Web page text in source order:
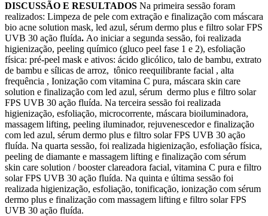
DISCUSSÃO E RESULTADOS Na primeira sessão foram
realizados: Limpeza de pele com extração e finalização com máscara
bio acne solution mask, led azul, sérum dermo plus e filtro solar FPS
UVB 30 ação fluída. Ao iniciar a segunda sessão, foi realizada
higienização, peeling químico (gluco peel fase 1 e 2), esfoliação
física: pré-peel mask e ativos: ácido glicólico, talo de bambu, extrato
de bambu e sílicas de arroz, tônico reequilibrante facial , alta
frequência , Ionização com vitamina C pura, máscara skin care
solution e finalização com led azul, sérum dermo plus e filtro solar
FPS UVB 30 ação fluída. Na terceira sessão foi realizada
higienização, esfoliação, microcorrente, máscara bioiluminadora,
massagem lifting, peeling iluminador, rejuvenescedor e finalização
com led azul, sérum dermo plus e filtro solar FPS UVB 30 ação
fluída. Na quarta sessão, foi realizada higienização, esfoliação física,
peeling de diamante e massagem lifting e finalização com sérum
skin care solution / booster clareadora facial, vitamina C pura e filtro
solar FPS UVB 30 ação fluída. Na quinta e última sessão foi
realizada higienização, esfoliação, tonificação, ionização com sérum
dermo plus e finalização com massagem lifting e filtro solar FPS
UVB 30 ação fluída.